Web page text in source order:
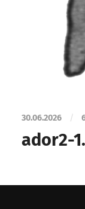
30.06.2026 /
ador2-